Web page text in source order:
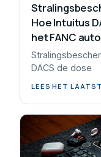
Hoe Intuitus
het FANC
DACS de dose
LEES HET